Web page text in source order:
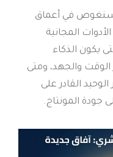
في أعماق
المجانية
الذكاء
والجهد، ومتى
القادر على
المونتاج.